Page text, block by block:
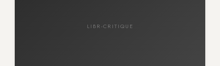
LIBR-CRITIQUE